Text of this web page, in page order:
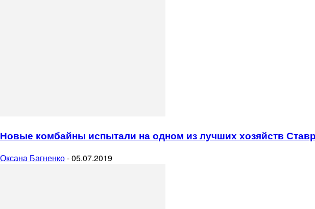
Новые комбайны испытали на одном из лучших хозяйств
Оксана Багненко-05.07.2019